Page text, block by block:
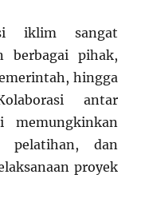
iklim sangat
berbagai pihak,
hingga
antar
memungkinkan
pelatihan, dan
proyek